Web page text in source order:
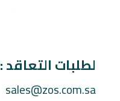
لطلبات التعاقد :
sales@zos.com.sa